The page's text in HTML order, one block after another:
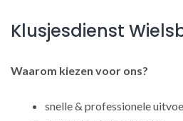
Klusjesdienst
Waarom kiezen voor ons?
snelle & professionele